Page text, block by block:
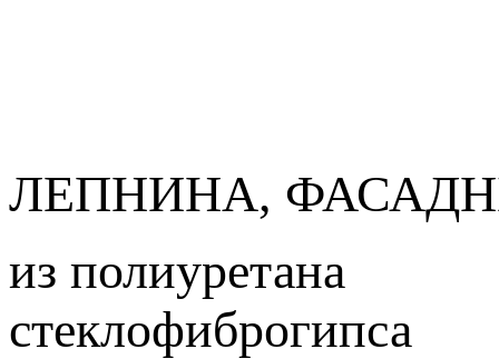
ЛЕПНИНА,
из полиуретана
стеклофиброгипса